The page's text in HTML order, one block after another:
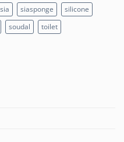
siasponge
silicone
soudal toilet